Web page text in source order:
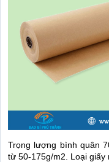
Trọng lượng bình quân
từ 50-175g/m2. Loại